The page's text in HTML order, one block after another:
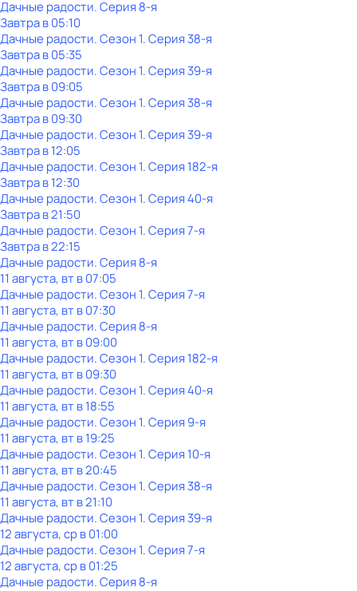
Дачные радости. Серия 8-я
Завтра в 05:10
Дачные радости. Сезон 1. Серия 38-я
Завтра в 05:35
Дачные радости. Сезон 1. Серия 39-я
Завтра в 09:05
Дачные радости. Сезон 1. Серия 38-я
Завтра в 09:30
Дачные радости. Сезон 1. Серия 39-я
Завтра в 12:05
Дачные радости. Сезон 1. Серия 182-я
Завтра в 12:30
Дачные радости. Сезон 1. Серия 40-я
Завтра в 21:50
Дачные радости. Сезон 1. Серия 7-я
Завтра в 22:15
Дачные радости. Серия 8-я
11 августа, вт в 07:05
Дачные радости. Сезон 1. Серия 7-я
11 августа, вт в 07:30
Дачные радости. Серия 8-я
11 августа, вт в 09:00
Дачные радости. Сезон 1. Серия 182-я
11 августа, вт в 09:30
Дачные радости. Сезон 1. Серия 40-я
11 августа, вт в 18:55
Дачные радости. Сезон 1. Серия 9-я
11 августа, вт в 19:25
Дачные радости. Сезон 1. Серия 10-я
11 августа, вт в 20:45
Дачные радости. Сезон 1. Серия 38-я
11 августа, вт в 21:10
Дачные радости. Сезон 1. Серия 39-я
12 августа, ср в 01:00
Дачные радости. Сезон 1. Серия 7-я
12 августа, ср в 01:25
Дачные радости. Серия 8-я